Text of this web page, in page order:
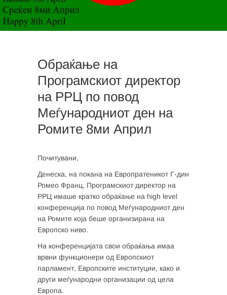
Обраќање на
Програмскиот директор
на РРЦ по повод
Меѓународниот ден на
Ромите 8ми Април
Почитувани,
Денеска, на покана на Европратеникот Г-дин
Ромео Франц, Програмскиот директор на
РРЦ имаше кратко обраќање на high level
конференција по повод Меѓународниот ден
на Ромите која беше организирана на
Европско ниво.
На конференцијата свои обраќања имаа
врвни функционери од Европскиот
парламент, Европските институции, како и
други меѓународни организации од цела
Европа.